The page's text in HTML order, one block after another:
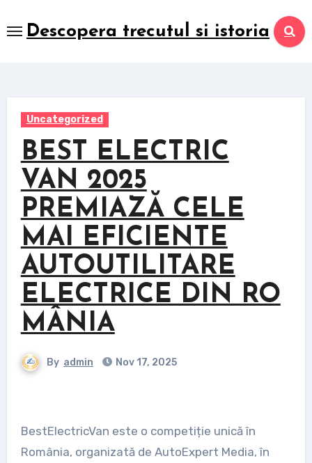
to
Descopera trecutul si istoria
Uncategorized
BEST ELECTRIC
VAN 2025
PREMIAZĂ CELE
MAI EFICIENTE
AUTOUTILITARE
ELECTRICE DIN RO
MÂNIA
By admin Nov 17, 2025
BestElectricVan este o competiție unică în
România, organizată de AutoExpert Media, în